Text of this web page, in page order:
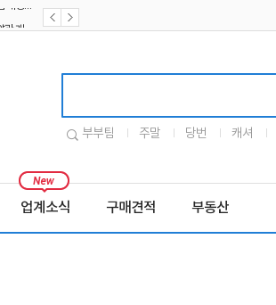
부부팀 주말 당번 캐셔
업계소식 구매견적 부동산